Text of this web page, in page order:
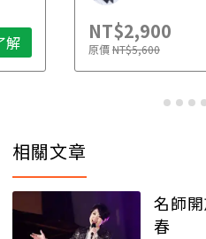
解 NT$2,900
原價NT$5,600
相關文章
名師
春